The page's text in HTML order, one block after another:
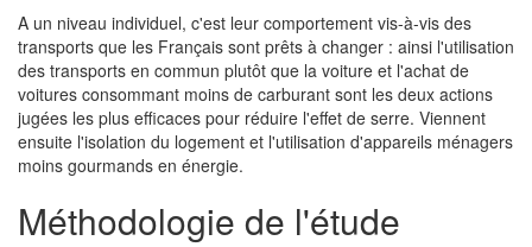
A un niveau individuel, c'est leur comportement vis-à-vis des
transports que les Français sont prêts à changer : ainsi l'utilisation
des transports en commun plutôt que la voiture et l'achat de
voitures consommant moins de carburant sont les deux actions
jugées les plus efficaces pour réduire l'effet de serre. Viennent
ensuite l'isolation du logement et l'utilisation d'appareils ménagers
moins gourmands en énergie.
Méthodologie de l'étude